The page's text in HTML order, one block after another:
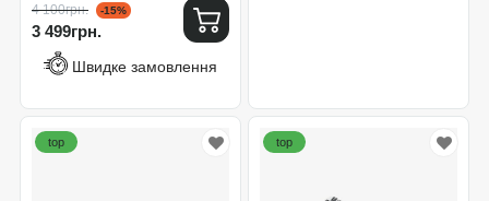
4 100грн. -15%
3 499грн.
Швидке замовлення
top top